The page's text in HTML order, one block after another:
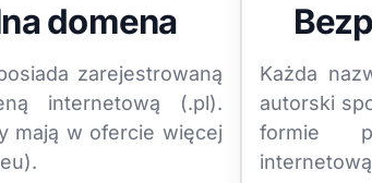
domena
zarejestrowaną
internetową (.pl).
mają w ofercie więcej
Każda
autorski
formie